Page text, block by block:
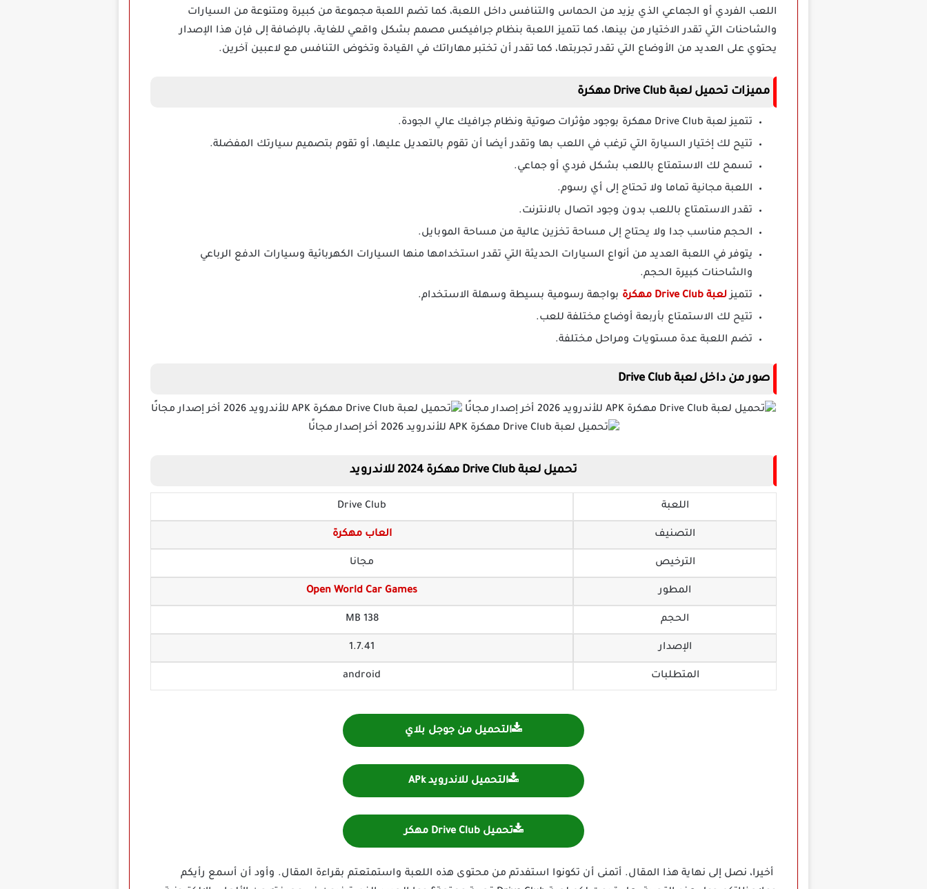
اللعب الفردي أو الجماعي الذي يزيد من الحماس والتنافس داخل اللعبة، كما تضم اللعبة مجموعة من كبيرة ومتنوعة من السيارات
والشاحنات التي تقدر الاختيار من بينها، كما تتميز اللعبة بنظام جرافيكس مصمم بشكل واقعي للغاية، بالإضافة إلى فإن هذا الإصدار
يحتوي على العديد من الأوضاع التي تقدر تجربتها، كما تقدر أن تختبر مهاراتك في القيادة وتخوض التنافس مع لاعبين آخرين.
مميزات تحميل لعبة Drive Club مهكرة
تتميز لعبة Drive Club مهكرة بوجود مؤثرات صوتية ونظام جرافيك عالي الجودة.
تتيح لك إختيار السيارة التي ترغب في اللعب بها وتقدر أيضا أن تقوم بالتعديل عليها، أو تقوم بتصميم سيارتك المفضلة.
تسمح لك الاستمتاع باللعب بشكل فردي أو جماعي.
اللعبة مجانية تماما ولا تحتاج إلى أي رسوم.
تقدر الاستمتاع باللعب بدون وجود اتصال بالانترنت.
الحجم مناسب جدا ولا يحتاج إلى مساحة تخزين عالية من مساحة الموبايل.
يتوفر في اللعبة العديد من أنواع السيارات الحديثة التي تقدر استخدامها منها السيارات الكهربائية وسيارات الدفع الرباعي
والشاحنات كبيرة الحجم.
تتميزلعبة Drive Club مهكرة
بواجهة رسومية بسيطة وسهلة الاستخدام.
تتيح لك الاستمتاع بأربعة أوضاع مختلفة للعب.
تضم اللعبة عدة مستويات ومراحل مختلفة.
صور من داخل لعبة Drive Club
تحميل لعبة Drive Club مهكرة 2024 للاندرويد
اللعبة Drive Club
التصنيف العاب مهكرة
الترخيص مجانا
المطور Open World Car Games
الحجم 138 MB
الإصدار 1.7.41
المتطلبات android
التحميل من جوجل بلاي
التحميل للاندرويد APk
تحميل Drive Club مهكر
أخيرا، نصل إلى نهاية هذا المقال. أتمنى أن تكونوا استفدتم من محتوى هذه اللعبة واستمتعتم بقراءة المقال. وأود أن أسمع رأيكم